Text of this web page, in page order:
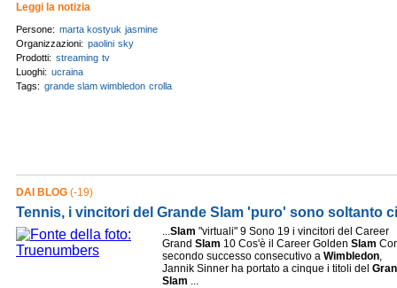
Leggi la notizia
Persone: marta kostyuk jasmine
Organizzazioni: paolini sky
Prodotti: streaming tv
Luoghi: ucraina
Tags: grande slam wimbledon crolla
DAI BLOG (-19)
Tennis, i vincitori del Grande Slam 'puro' sono soltanto
...Slam "virtuali" 9 Sono 19 i vincitori del Career
Grand Slam 10 Cos'è il Career Golden Slam
secondo successo consecutivo a Wimbledon,
Jannik Sinner ha portato a cinque i titoli del
Slam ...